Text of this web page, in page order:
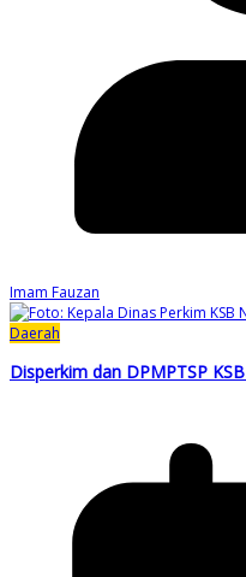
Imam Fauzan
Daerah
Disperkim dan DPMPTSP